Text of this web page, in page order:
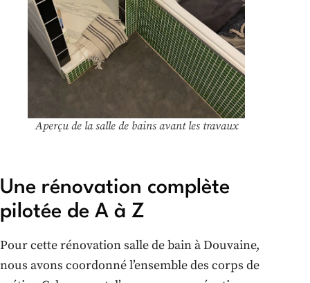
Aperçu de la salle de bains avant les travaux
Une rénovation complète
pilotée de A à Z
Pour cette rénovation salle de bain à Douvaine,
nous avons coordonné l’ensemble des corps de